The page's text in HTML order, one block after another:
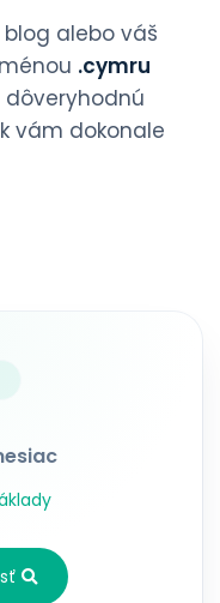
alebo váš
.cymru
vám dokonale